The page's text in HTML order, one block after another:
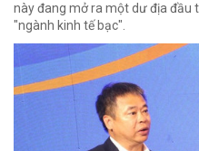
này đang mở ra một dư địa đầu
"ngành kinh tế bạc".